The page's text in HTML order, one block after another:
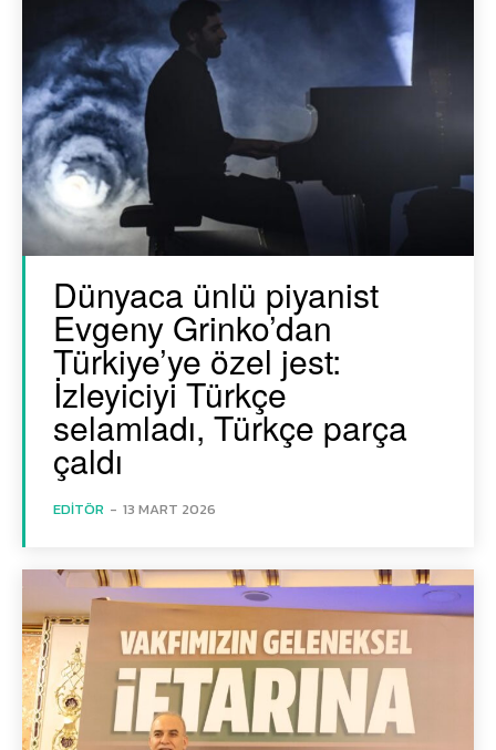
Dünyaca ünlü piyanist
Evgeny Grinko’dan
Türkiye’ye özel jest:
İzleyiciyi Türkçe
selamladı, Türkçe parça
çaldı
EDITÖR - 13 MART 2026